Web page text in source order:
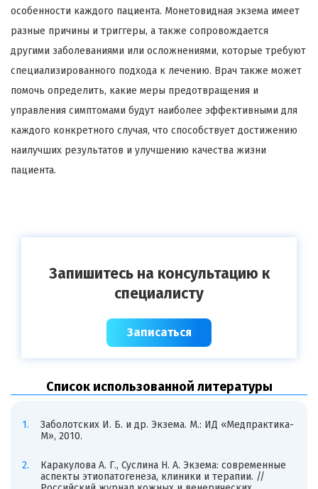
особенности каждого пациента. Монетовидная экзема имеет
разные причины и триггеры, а также сопровождается
другими заболеваниями или осложнениями, которые требуют
специализированного подхода к лечению. Врач также может
помочь определить, какие меры предотвращения и
управления симптомами будут наиболее эффективными для
каждого конкретного случая, что способствует достижению
наилучших результатов и улучшению качества жизни
пациента.
Запишитесь на консультацию к
специалисту
Записаться
Список использованной литературы
Заболотских И. Б. и др. Экзема. М.: ИД «Медпрактика-
М», 2010.
Каракулова А. Г., Суслина Н. А. Экзема: современные
аспекты этиопатогенеза, клиники и терапии. //